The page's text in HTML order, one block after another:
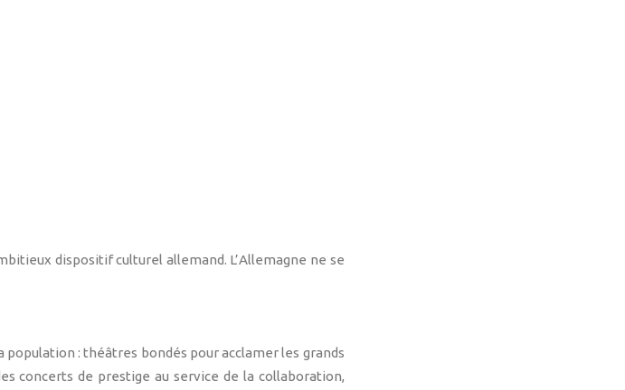
dispositif culturel allemand. L’Allemagne ne se
population : théâtres bondés pour acclamer les grands
concerts de prestige au service de la collaboration,